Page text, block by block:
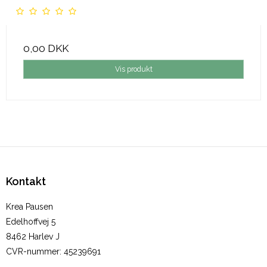
0,00 DKK
Vis produkt
Kontakt
Krea Pausen
Edelhoffvej 5
8462 Harlev J
CVR-nummer: 45239691